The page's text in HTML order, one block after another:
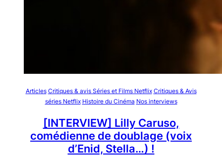
Articles Critiques & avis Séries et Films Netflix Critiques & Avis
séries Netflix Histoire du Cinéma Nos interviews
[INTERVIEW] Lilly Caruso,
comédienne de doublage (voix
d’Enid, Stella…) !